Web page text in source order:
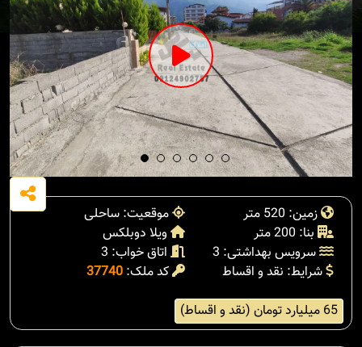
زمین: 520 متر
موقعیت: ساحلی
بنا: 200 متر
ویلا دوبلکس
سرویس بهداشتی: 3
اتاق خواب: 3
شرایط: نقد و اقساط
کد ملک: 37740
65 میلیارد تومان (نقد و اقساط)